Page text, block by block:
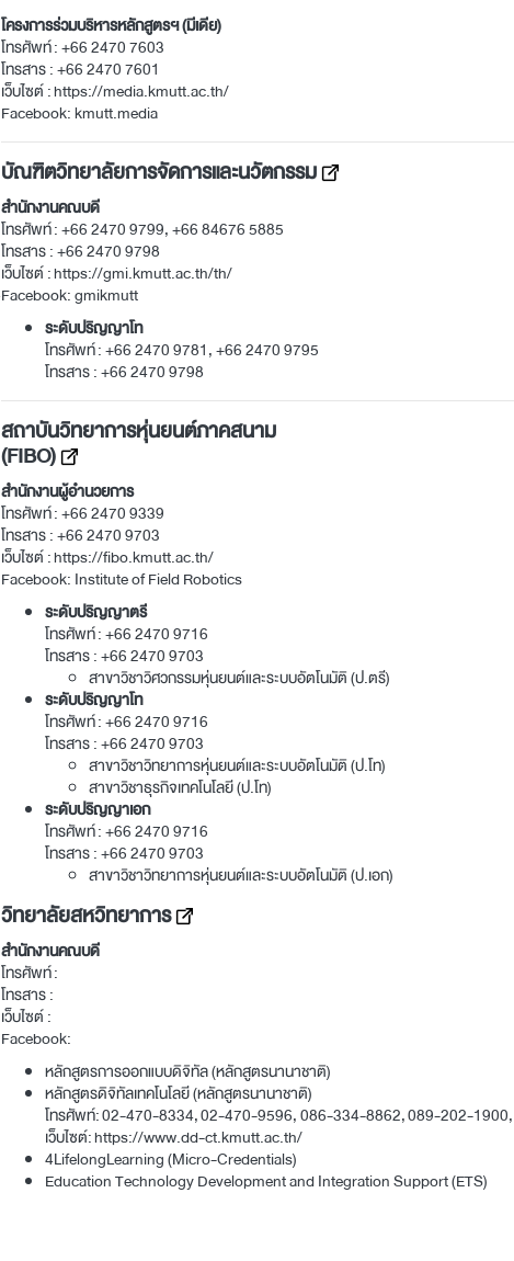
โครงการร่วมบริหารหลักสูตรฯ (มีเดีย)
โทรศัพท์ :+66 2470 7603
โทรสาร : +66 2470 7601
เว็บไซต์ :https://media.kmutt.ac.th/
Facebook:kmutt.media
บัณฑิตวิทยาลัยการจัดการและนวัตกรรม
สำนักงานคณบดี
โทรศัพท์ :+66 2470 9799, +66 84676 5885
โทรสาร : +66 2470 9798
เว็บไซต์ :https://gmi.kmutt.ac.th/th/
Facebook:gmikmutt
ระดับปริญญาโท
โทรศัพท์ :+66 2470 9781, +66 2470 9795
โทรสาร : +66 2470 9798
สถาบันวิทยาการหุ่นยนต์ภาคสนาม
(FIBO)
สำนักงานผู้อำนวยการ
โทรศัพท์ :+66 2470 9339
โทรสาร : +66 2470 9703
เว็บไซต์ :https://fibo.kmutt.ac.th/
Facebook: Institute of Field Robotics
ระดับปริญญาตรี
โทรศัพท์ :+66 2470 9716
โทรสาร : +66 2470 9703
สาขาวิชาวิศวกรรมหุ่นยนต์และระบบอัตโนมัติ (ป.ตรี)
ระดับปริญญาโท
โทรศัพท์ :+66 2470 9716
โทรสาร : +66 2470 9703
สาขาวิชาวิทยาการหุ่นยนต์และระบบอัตโนมัติ (ป.โท)
สาขาวิชาธุรกิจเทคโนโลยี (ป.โท)
ระดับปริญญาเอก
โทรศัพท์ :+66 2470 9716
โทรสาร : +66 2470 9703
สาขาวิชาวิทยาการหุ่นยนต์และระบบอัตโนมัติ (ป.เอก)
วิทยาลัยสหวิทยาการ
สำนักงานคณบดี
โทรศัพท์ :
โทรสาร :
เว็บไซต์ :
Facebook:
หลักสูตรการออกแบบดิจิทัล (หลักสูตรนานาชาติ)
หลักสูตรดิจิทัลเทคโนโลยี (หลักสูตรนานาชาติ)
โทรศัพท์:02-470-8334,02-470-9596,086-334-8862,089-202-1900,
เว็บไซต์:https://www.dd-ct.kmutt.ac.th/
4LifelongLearning (Micro-Credentials)
Education Technology Development and Integration Support (ETS)